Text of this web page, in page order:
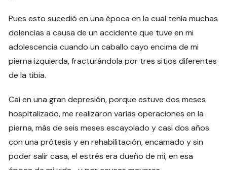
Pues esto sucedió en una época en la cual tenía muchas
dolencias a causa de un accidente que tuve en mi
adolescencia cuando un caballo cayo encima de mi
pierna izquierda, fracturándola por tres sitios diferentes
de la tibia.
Caí en una gran depresión, porque estuve dos meses
hospitalizado, me realizaron varias operaciones en la
pierna, más de seis meses escayolado y casi dos años
con una prótesis y en rehabilitación, encamado y sin
poder salir casa, el estrés era dueño de mí, en esa